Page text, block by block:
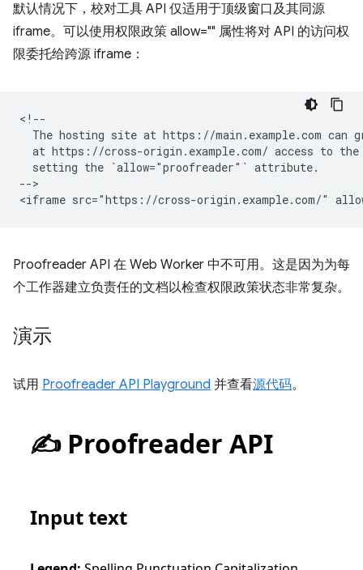
默认情况下，校对工具 API 仅适用于顶级窗口及其同源
iframe。可以使用权限政策 allow="" 属性将对 API 的访问权
限委托给跨源 iframe：
<!--
The hosting site at https://main.example.com can
at https://cross-origin.example.com/ access to
  setting the `allow="proofreader"` attribute.
-->
Proofreader API 在 Web Worker 中不可用。这是因为为每
个工作器建立负责任的文档以检查权限政策状态非常复杂。
演示
试用 Proofreader API Playground 并查看源代码。